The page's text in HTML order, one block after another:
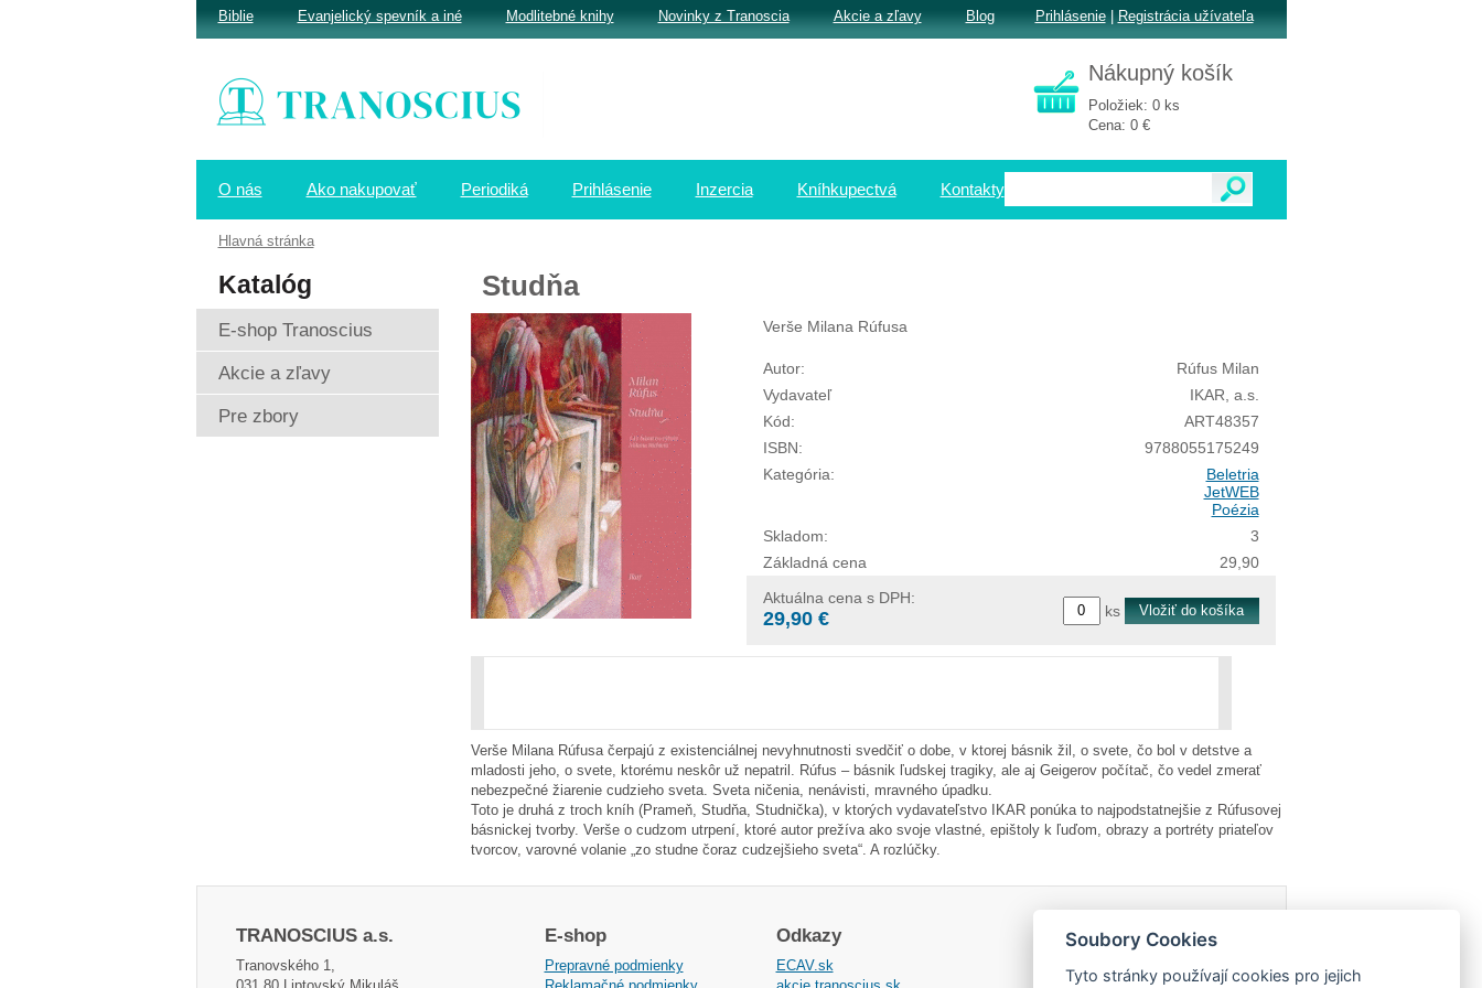
O nás Ako nakupovať Periodiká Prihlásenie Inzercia Kníhkupectvá Kontakty
Studňa
Verše Milana Rúfusa
Autor:
Rúfus Milan
Vydavateľ
IKAR, a.s.
Kód:
ART48357
ISBN:
9788055175249
Kategória:
Beletria
JetWEB
Poézia
Skladom:
3
Základná cena
29,90
Aktuálna cena s DPH:
29,90 € ks
Verše Milana Rúfusa čerpajú z existenciálnej nevyhnutnosti svedčiť o dobe, v ktorej básnik žil, o svete, čo bol v detstve a
mladosti jeho, o svete, ktorému neskôr už nepatril. Rúfus – básnik ľudskej tragiky, ale aj Geigerov počítač, čo vedel zmerať
nebezpečné žiarenie cudzieho sveta. Sveta ničenia, nenávisti, mravného úpadku.
Toto je druhá z troch kníh (Prameň, Studňa, Studnička), v ktorých vydavateľstvo IKAR ponúka to najpodstatnejšie z Rúfusovej
básnickej tvorby. Verše o cudzom utrpení, ktoré autor prežíva ako svoje vlastné, epištoly k ľuďom, obrazy a portréty priateľov
tvorcov, varovné volanie „zo studne čoraz cudzejšieho sveta“. A rozlúčky.
Katalóg
E-shop Tranoscius
Akcie a zľavy
Pre zbory
TRANOSCIUS a.s.
Tranovského 1,
E-shop
Prepravné podmienky
Odkazy
ECAV.sk
Biblie Evanjelický spevník a iné Modlitebné knihy Novinky z Tranoscia Akcie a zľavy Blog
Nákupný košík
Položiek: 0 ks
Cena: 0 €
Prihlásenie| Registrácia užívateľa
Hlavná stránka
Soubory Cookies
Tyto stránky používají cookies pro jejich